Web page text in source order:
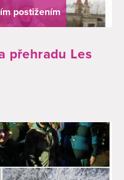
postižením
přehradu Les